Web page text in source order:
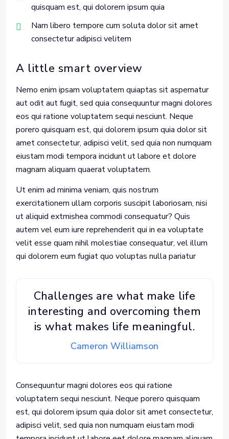
quisquam est, qui dolorem ipsum quia
Nam libero tempore cum soluta dolor sit amet
consectetur adipisci velitem
A little smart overview
Nemo enim ipsam voluptatem quiaptas sit aspernatur
aut odit aut fugit, sed quia consequuntur magni dolores
eos qui ratione voluptatem sequi nesciunt. Neque
porero quisquam est, qui dolorem ipsum quia dolor sit
amet consectetur, adipisci velit, sed quia non numquam
eiustam modi tempora incidunt ut labore et dolore
magnam aliquam quaerat voluptatem.
Ut enim ad minima veniam, quis nostrum
exercitationem ullam corporis suscipit laboriosam, nisi
ut aliquid extmishea commodi consequatur? Quis
autem vel eum iure reprehenderit qui in ea voluptate
velit esse quam nihil molestiae consequatur, vel illum
qui dolorem eum fugiat quo voluptas nulla pariatur
Challenges are what make life
interesting and overcoming them
is what makes life meaningful.
Cameron Williamson
Consequuntur magni dolores eos qui ratione
voluptatem sequi nesciunt. Neque porero quisquam
est, qui dolorem ipsum quia dolor sit amet consectetur,
adipisci velit, sed quia non numquam eiustam modi